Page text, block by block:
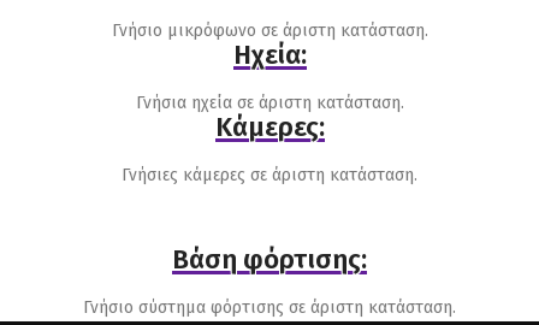
Γνήσιο μικρόφωνο σε άριστη κατάσταση.
Ηχεία:
Γνήσια ηχεία σε άριστη κατάσταση.
Κάμερες:
Γνήσιες κάμερες σε άριστη κατάσταση.
Βάση φόρτισης:
Γνήσιο σύστημα φόρτισης σε άριστη κατάσταση.